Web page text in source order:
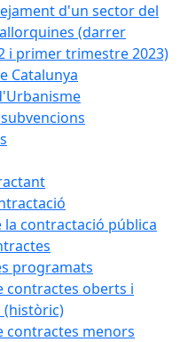
d'un sector del
(darrer
i primer trimestre 2023)
Catalunya
contractació pública
programats
contractes oberts i
(històric)
contractes menors